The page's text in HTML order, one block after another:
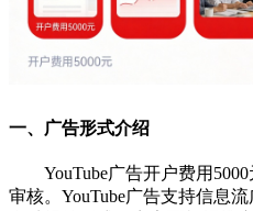
一、广告形式介绍
YouTube广告开户费用
审核。YouTube广告支持信息